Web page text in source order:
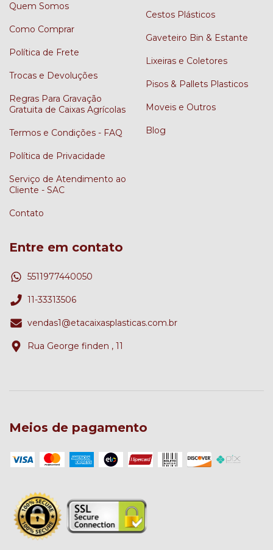
Quem Somos
Como Comprar
Política de Frete
Trocas e Devoluções
Regras Para Gravação
Gratuita de Caixas Agrícolas
Termos e Condições - FAQ
Política de Privacidade
Serviço de Atendimento ao
Cliente - SAC
Contato
Cestos Plásticos
Gaveteiro Bin & Estante
Lixeiras e Coletores
Pisos & Pallets Plasticos
Moveis e Outros
Blog
Entre em contato
5511977440050
11-33313506
vendas1@etacaixasplasticas.com.br
Rua George finden , 11
Meios de pagamento